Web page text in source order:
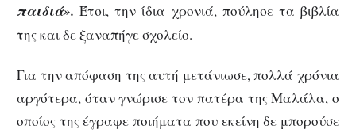
παιδιά». Έτσι, την ίδια χρονιά, πούλησε τα βιβλία
της και δε ξαναπήγε σχολείο.
Για την απόφαση της αυτή μετάνιωσε, πολλά χρόνια
αργότερα, όταν γνώρισε τον πατέρα της Μαλάλα, ο
οποίος της έγραφε ποιήματα που εκείνη δε μπορούσε